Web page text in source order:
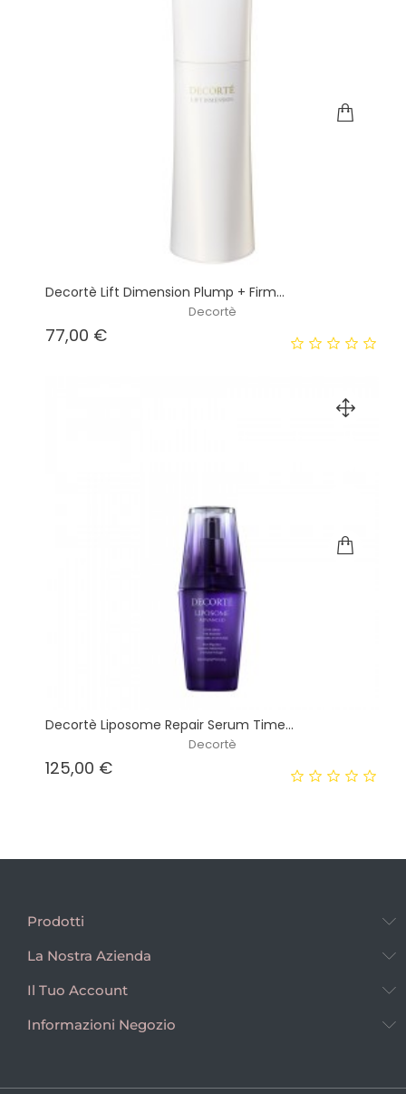
Decortè Lift Dimension Plump + Firm...
Decortè
77,00 €Prezzo
Decortè Liposome Repair Serum Time...
Decortè
125,00 €Prezzo
Prodotti
La Nostra Azienda
Il Tuo Account
Informazioni Negozio